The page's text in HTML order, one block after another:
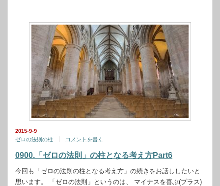
2015-9-9
ゼロの法則の柱
コメントを書く
0900.「ゼロの法則」の柱となる考え方Part6
今回も「ゼロの法則の柱となる考え方」の続きをお話ししたいと
思います。 「ゼロの法則」というのは、 マイナスを喜ぶ(プラス)